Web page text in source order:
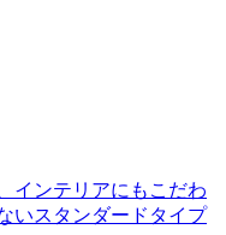
インテリアにもこだわ
いスタンダードタイプ